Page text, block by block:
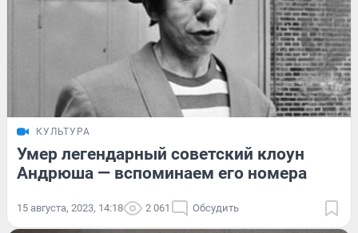
КУЛЬТУРА
Умер легендарный советский клоун
Андрюша — вспоминаем его номера
15 августа, 2023, 14:18 2 061 Обсудить